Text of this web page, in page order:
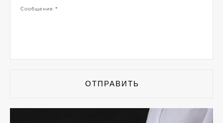
Сообщение *
ОТПРАВИТЬ